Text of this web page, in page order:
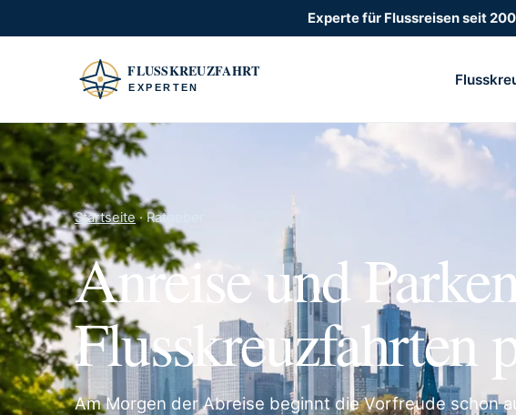
Experte für Flussreisen seit
Startseite· Ratgeber
Anreise und
Flusskreuzfahrten
Am Morgen der Abreise beginnt die Vorfreude schon